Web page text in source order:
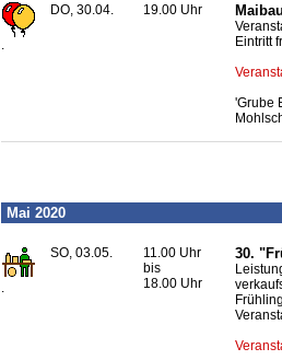
DO, 30.04. 19.00 Uhr
Eintritt
'Grube
Mai 2020
SO, 03.05.
11.00 Uhr
bis
18.00 Uhr
30.